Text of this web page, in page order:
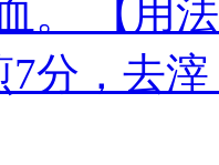
。 【用
7分，去